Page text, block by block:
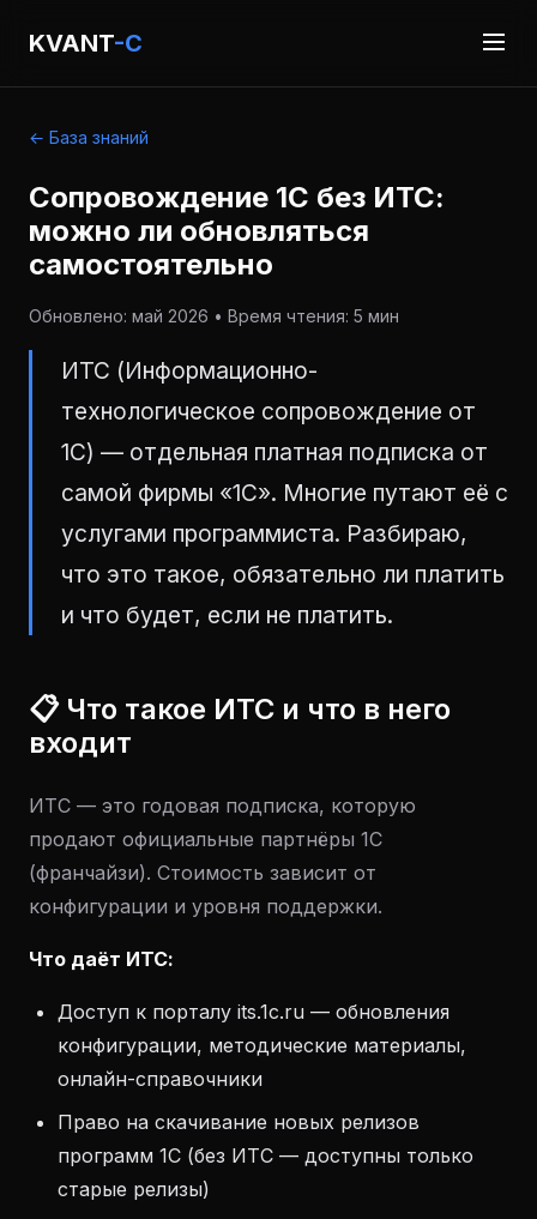
KVANT-C
← База знаний
Сопровождение 1С без ИТС:
можно ли обновляться
самостоятельно
Обновлено: май 2026 • Время чтения: 5 мин
ИТС (Информационно-
технологическое сопровождение от
1С) — отдельная платная подписка от
самой фирмы «1С». Многие путают её с
услугами программиста. Разбираю,
что это такое, обязательно ли платить
и что будет, если не платить.
📋 Что такое ИТС и что в него
входит
ИТС — это годовая подписка, которую
продают официальные партнёры 1С
(франчайзи). Стоимость зависит от
конфигурации и уровня поддержки.
Что даёт ИТС:
Доступ к порталу its.1c.ru — обновления
конфигурации, методические материалы,
онлайн-справочники
Право на скачивание новых релизов
программ 1С (без ИТС — доступны только
старые релизы)